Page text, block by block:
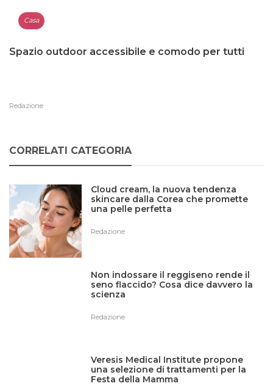
Casa
Spazio outdoor accessibile e comodo per tutti
Redazione
CORRELATI CATEGORIA
Cloud cream, la nuova tendenza
skincare dalla Corea che promette
una pelle perfetta
Redazione
Non indossare il reggiseno rende il
seno flaccido? Cosa dice davvero la
scienza
Redazione
Veresis Medical Institute propone
una selezione di trattamenti per la
Festa della Mamma